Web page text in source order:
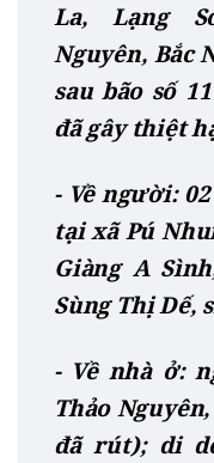
La, Lạng
Nguyên, Bắc
sau bão số
đã gây thiệt
- Về người:
tại xã Pú
Giàng A
Sùng Thị Dế,
- Về nhà ở:
Thảo
đã rút); di